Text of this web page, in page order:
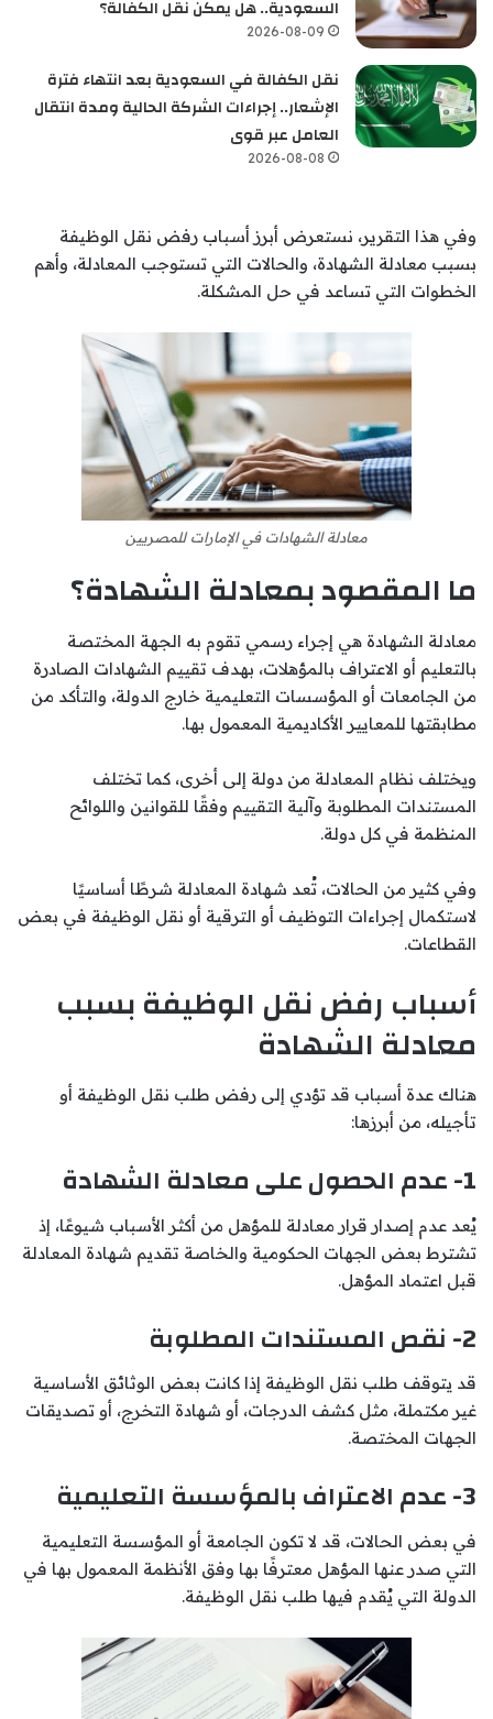
السعودية.. هل يمكن نقل الكفالة؟
2026-08-09
نقل الكفالة في السعودية بعد انتهاء فترة
الإشعار.. إجراءات الشركة الحالية ومدة انتقال
العامل عبر قوى
2026-08-08
وفي هذا التقرير، نستعرض أبرز أسباب رفض نقل الوظيفة
بسبب معادلة الشهادة، والحالات التي تستوجب المعادلة، وأهم
الخطوات التي تساعد في حل المشكلة.
معادلة الشهادات في الإمارات للمصريين
ما المقصود بمعادلة الشهادة؟
معادلة الشهادة هي إجراء رسمي تقوم به الجهة المختصة
بالتعليم أو الاعتراف بالمؤهلات، بهدف تقييم الشهادات الصادرة
من الجامعات أو المؤسسات التعليمية خارج الدولة، والتأكد من
مطابقتها للمعايير الأكاديمية المعمول بها.
ويختلف نظام المعادلة من دولة إلى أخرى، كما تختلف
المستندات المطلوبة وآلية التقييم وفقًا للقوانين واللوائح
المنظمة في كل دولة.
وفي كثير من الحالات، تُعد شهادة المعادلة شرطًا أساسيًا
لاستكمال إجراءات التوظيف أو الترقية أو نقل الوظيفة في بعض
القطاعات.
أسباب رفض نقل الوظيفة بسبب
معادلة الشهادة
هناك عدة أسباب قد تؤدي إلى رفض طلب نقل الوظيفة أو
تأجيله، من أبرزها:
1- عدم الحصول على معادلة الشهادة
يُعد عدم إصدار قرار معادلة للمؤهل من أكثر الأسباب شيوعًا، إذ
تشترط بعض الجهات الحكومية والخاصة تقديم شهادة المعادلة
قبل اعتماد المؤهل.
2- نقص المستندات المطلوبة
قد يتوقف طلب نقل الوظيفة إذا كانت بعض الوثائق الأساسية
غير مكتملة، مثل كشف الدرجات، أو شهادة التخرج، أو تصديقات
الجهات المختصة.
3- عدم الاعتراف بالمؤسسة التعليمية
في بعض الحالات، قد لا تكون الجامعة أو المؤسسة التعليمية
التي صدر عنها المؤهل معترفًا بها وفق الأنظمة المعمول بها في
الدولة التي يُقدم فيها طلب نقل الوظيفة.